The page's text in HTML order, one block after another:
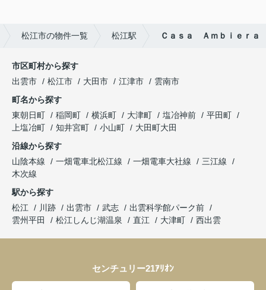
松江市の物件一覧 松江駅 Ｃａｓａ Ａｍｂｉｅｒａ
市区町村から探す
出雲市
松江市 大田市 江津市
雲南市
町名から探す
東朝日町
稲岡町 横浜町 大津町 塩冶神前
平田町
上塩冶町
知井宮町 小山町
大田町大田
沿線から探す
山陰本線
一畑電車北松江線 一畑電車大社線
三江線
木次線
駅から探す
松江
川跡 出雲市 武志
出雲科学館パーク前
雲州平田
松江しんじ湖温泉 直江 大津町 西出雲
センチュリー21ｱﾘｵﾝ